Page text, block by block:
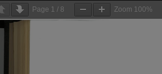
Page 1 / 8 Zoom 100%